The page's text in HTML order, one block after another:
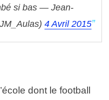
si bas — Jean-
4 Avril 2015
dont le football